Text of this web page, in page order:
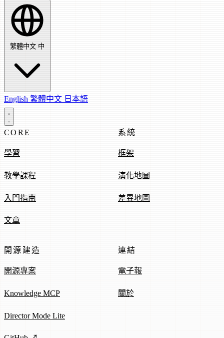
繁體中文 中
English 繁體中文 日本語
CORE
學習
教學課程
入門指南
文章
系統
框架
演化地圖
差異地圖
開源建造
開源專案
Knowledge MCP
Director Mode Lite
連結
電子報
關於